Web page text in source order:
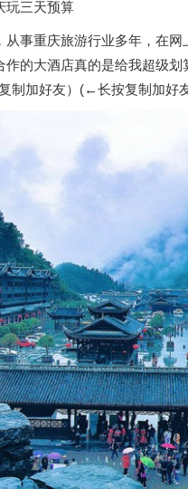
玩三天预算
从事重庆旅游行业多年，在
的大酒店真的是给我超级
复制加好友）(←长按复制加好